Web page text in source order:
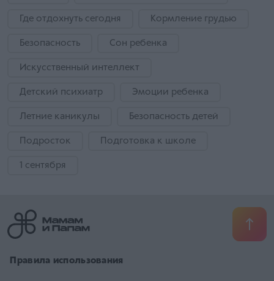
Где отдохнуть сегодня Кормление грудью
Безопасность Сон ребенка
Искусственный интеллект
Детский психиатр Эмоции ребенка
Летние каникулы Безопасность детей
Подросток Подготовка к школе
1 сентября
​ Правила использования